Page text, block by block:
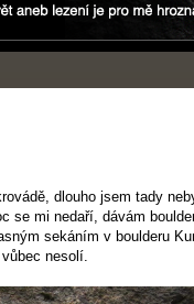
dlouho jsem tady
se mi nedaří, dávám
sekáním v boulderu
nesolí.